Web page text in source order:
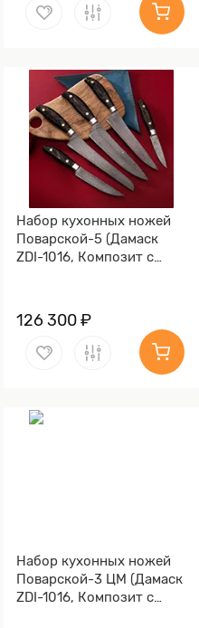
Набор кухонных ножей
Поварской-5 (Дамаск
ZDI-1016, Композит с
Алюминий)
126 300 ₽
Набор кухонных ножей
Поварской-3 ЦМ (Дамаск
ZDI-1016, Композит с